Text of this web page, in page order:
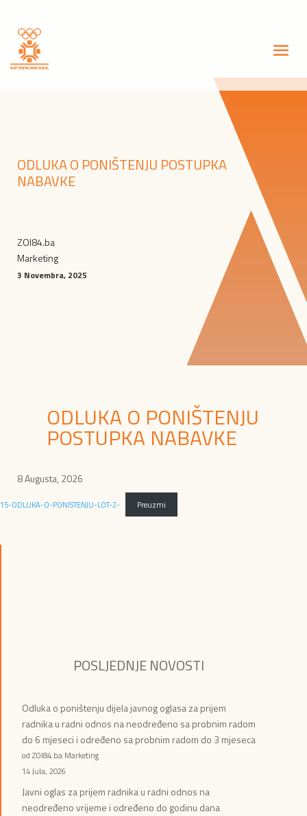
ODLUKA O PONIŠTENJU POSTUPKA
NABAVKE
ZOI84.ba
Marketing
3 Novembra, 2025
ODLUKA O PONIŠTENJU
POSTUPKA NABAVKE
8 Augusta, 2026
15-ODLUKA-O-PONISTENJU-LOT-2- Preuzmi
POSLJEDNJE NOVOSTI
Odluka o poništenju dijela javnog oglasa za prijem
radnika u radni odnos na neodređeno sa probnim radom
do 6 mjeseci i određeno sa probnim radom do 3 mjeseca
od ZOI84.ba Marketing
14 Jula, 2026
Javni oglas za prijem radnika u radni odnos na
neodređeno vrijeme i određeno do godinu dana